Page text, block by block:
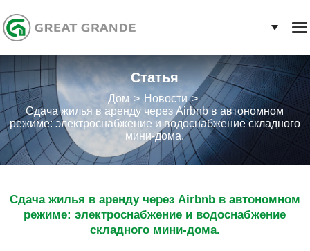
Статья
Дом
Новости
Сдача жилья в аренду через Airbnb в автономном
режиме: электроснабжение и водоснабжение складного
мини-дома.
Сдача жилья в аренду через Airbnb в автономном
режиме: электроснабжение и водоснабжение
складного мини-дома.